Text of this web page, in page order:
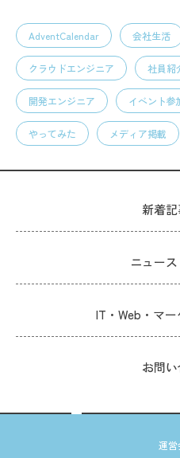
AdventCalendar 会社生活
クラウドエンジニア 社員紹
開発エンジニア イベント参
やってみた メディア掲載
新着
ニュー
IT・Web・マ
お問
運営